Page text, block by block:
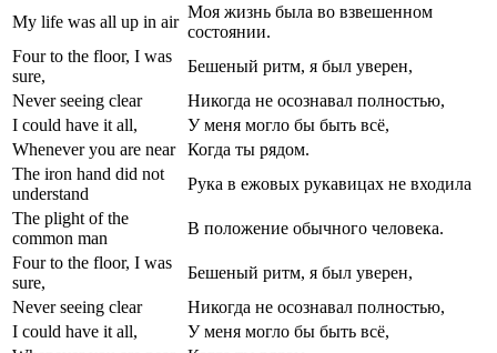
My life was all up in air
Моя жизнь была во взвешенном
состоянии.
Four to the floor, I was
sure,
Бешеный ритм, я был уверен,
Never seeing clear
Никогда не осознавал полностью,
I could have it all,
У меня могло бы быть всё,
Whenever you are near
Когда ты рядом.
The iron hand did not
understand
Рука в ежовых рукавицах не входила
The plight of the
common man
В положение обычного человека.
Four to the floor, I was
sure,
Бешеный ритм, я был уверен,
Never seeing clear
Никогда не осознавал полностью,
I could have it all,
У меня могло бы быть всё,